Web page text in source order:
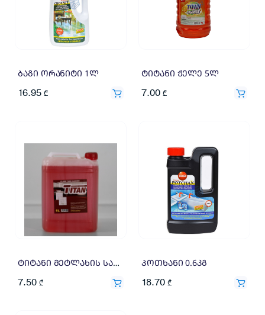
ბაგი ორანიტი 1ლ
16.95 ₾
ტიტანი ჟელე 5ლ
7.00 ₾
ტიტანი მეტლახის საწმენდი 5ლ
7.50 ₾
პოთხანი 0.6კგ
18.70 ₾